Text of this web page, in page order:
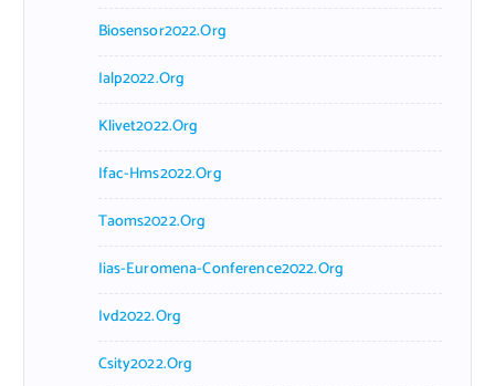
Biosensor2022.org
Ialp2022.org
Klivet2022.org
Ifac-Hms2022.org
Taoms2022.org
Iias-Euromena-Conference2022.org
Ivd2022.org
Csity2022.org